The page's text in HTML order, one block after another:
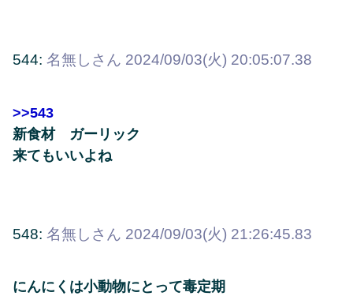
544: 名無しさん 2024/09/03(火) 20:05:07.38
>>543
新食材 ガーリック
来てもいいよね
548: 名無しさん 2024/09/03(火) 21:26:45.83
にんにくは小動物にとって毒定期